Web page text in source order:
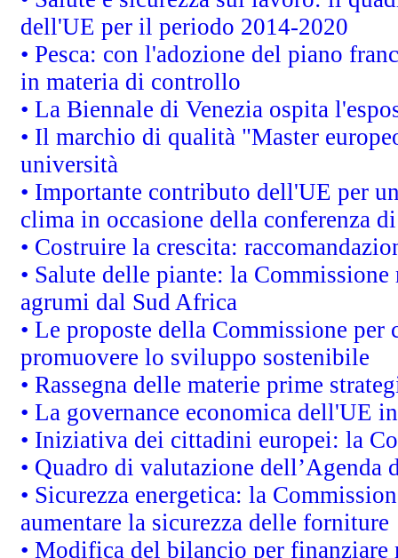
dell'UE per il periodo 2014-2020
• Pesca: con l'adozione del piano
in materia di controllo
• La Biennale di Venezia ospita
• Il marchio di qualità "Master
università
• Importante contributo dell'UE per
clima in occasione della conferenza
• Costruire la crescita:
• Salute delle piante: la
agrumi dal Sud Africa
• Le proposte della Commissione
promuovere lo sviluppo sostenibile
• Rassegna delle materie prime
• La governance economica dell'UE
• Iniziativa dei cittadini europei: la
• Quadro di valutazione
• Sicurezza energetica: la
aumentare la sicurezza delle forniture
• Modifica del bilancio per finanziare